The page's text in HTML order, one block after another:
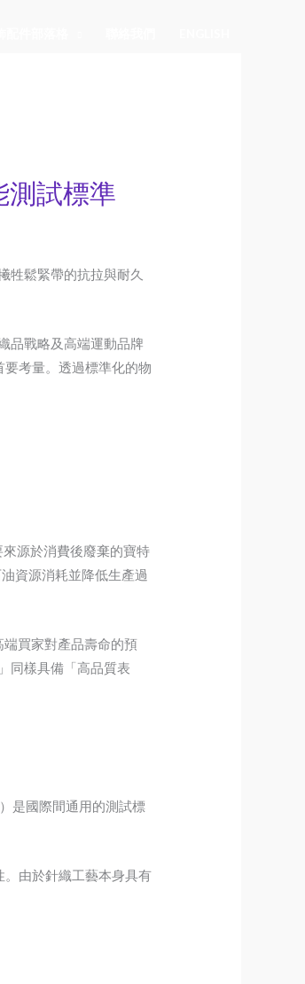
測試標準
牲鬆緊帶的抗拉與耐久
品戰略及高端運動品牌
考量。透過標準化的物
源於消費後廢棄的寶特
資源消耗並降低生產過
買家對產品壽命的預
同樣具備「高品質表
是國際間通用的測試標
由於針織工藝本身具有